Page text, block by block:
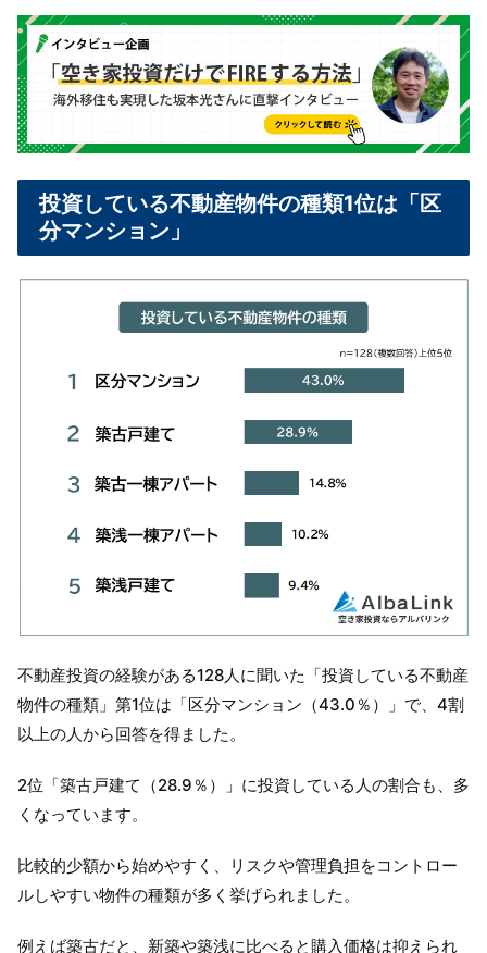
投資している不動産物件の種類1位は「区
分マンション」
不動産投資の経験がある128人に聞いた「投資している不動産
物件の種類」第1位は「区分マンション（43.0％）」で、4割
以上の人から回答を得ました。
2位「築古戸建て（28.9％）」に投資している人の割合も、多
くなっています。
比較的少額から始めやすく、リスクや管理負担をコントロー
ルしやすい物件の種類が多く挙げられました。
例えば築古だと、新築や築浅に比べると購入価格は抑えられ